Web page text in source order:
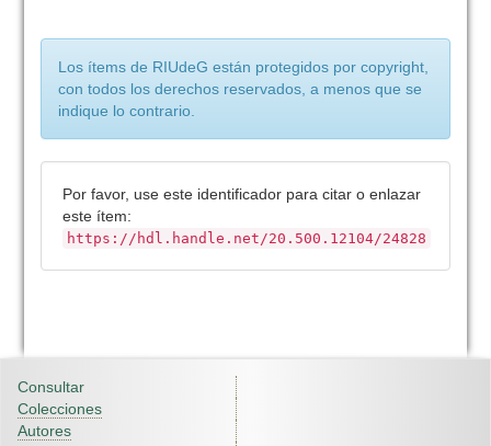
Los ítems de RIUdeG están protegidos por copyright,
con todos los derechos reservados, a menos que se
indique lo contrario.
Por favor, use este identificador para citar o enlazar
este ítem:
https://hdl.handle.net/20.500.12104/24828
Consultar
Colecciones
Autores